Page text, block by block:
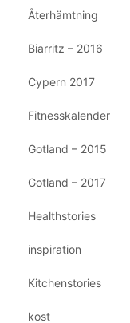
Återhämtning
Biarritz – 2016
Cypern 2017
Fitnesskalender
Gotland – 2015
Gotland – 2017
Healthstories
inspiration
Kitchenstories
kost